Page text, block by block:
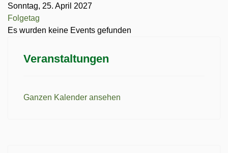
Sonntag, 25. April 2027
Folgetag
Es wurden keine Events gefunden
Veranstaltungen
Ganzen Kalender ansehen